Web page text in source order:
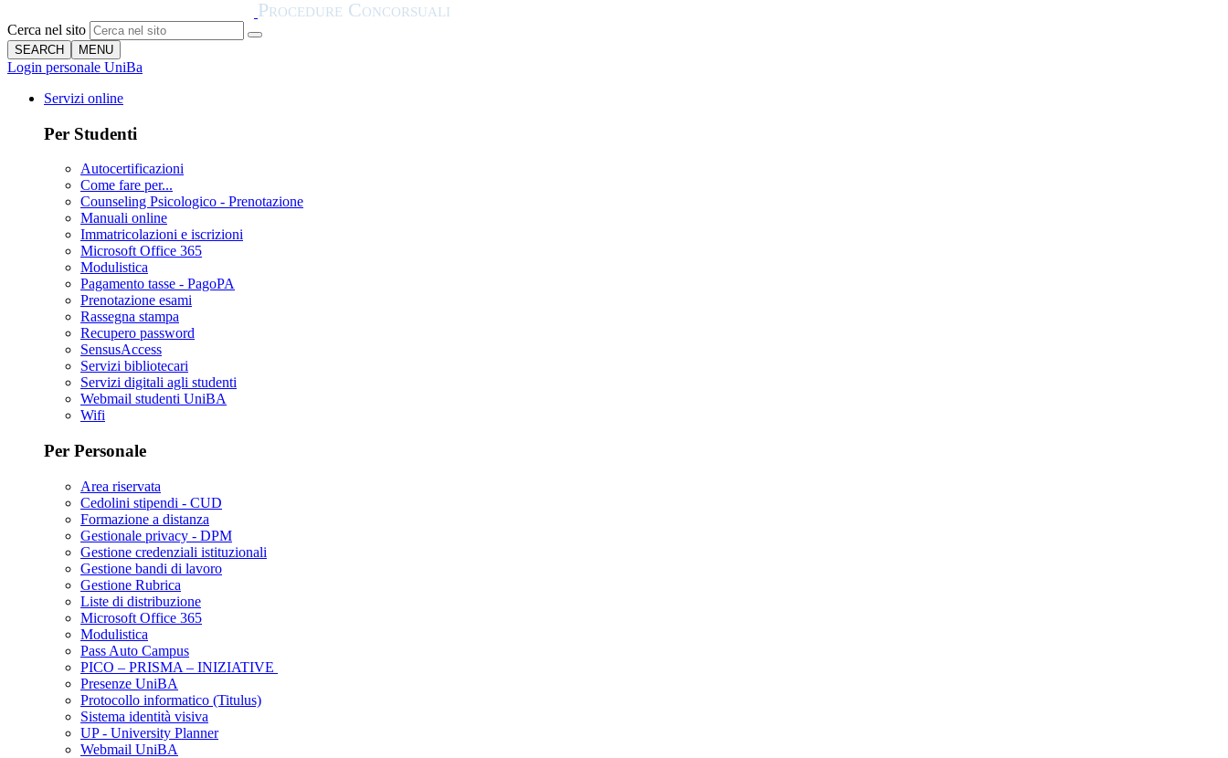
Cerca nel sito
SEARCH MENU
Login personale UniBa
Servizi online
Per Studenti
Autocertificazioni
Come fare per...
Counseling Psicologico - Prenotazione
Manuali online
Immatricolazioni e iscrizioni
Microsoft Office 365
Modulistica
Pagamento tasse - PagoPA
Prenotazione esami
Rassegna stampa
Recupero password
SensusAccess
Servizi bibliotecari
Servizi digitali agli studenti
Webmail studenti UniBA
Wifi
Per Personale
Area riservata
Cedolini stipendi - CUD
Formazione a distanza
Gestionale privacy - DPM
Gestione credenziali istituzionali
Gestione bandi di lavoro
Gestione Rubrica
Liste di distribuzione
Microsoft Office 365
Modulistica
Pass Auto Campus
PICO – PRISMA – INIZIATIVE
Presenze UniBA
Protocollo informatico (Titulus)
Sistema identità visiva
UP - University Planner
Webmail UniBA